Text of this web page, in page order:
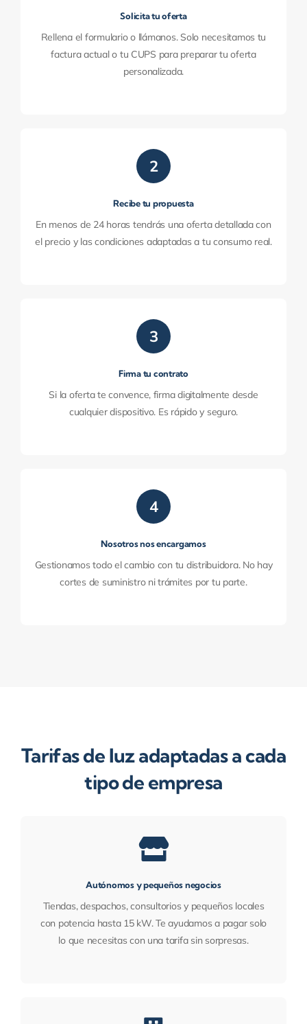
Solicita tu oferta
Rellena el formulario o llámanos. Solo necesitamos tu
factura actual o tu CUPS para preparar tu oferta
personalizada.
2
Recibe tu propuesta
En menos de 24 horas tendrás una oferta detallada con
el precio y las condiciones adaptadas a tu consumo real.
3
Firma tu contrato
Si la oferta te convence, firma digitalmente desde
cualquier dispositivo. Es rápido y seguro.
4
Nosotros nos encargamos
Gestionamos todo el cambio con tu distribuidora. No hay
cortes de suministro ni trámites por tu parte.
Tarifas de luz adaptadas a cada
tipo de empresa
Autónomos y pequeños negocios
Tiendas, despachos, consultorios y pequeños locales
con potencia hasta 15 kW. Te ayudamos a pagar solo
lo que necesitas con una tarifa sin sorpresas.